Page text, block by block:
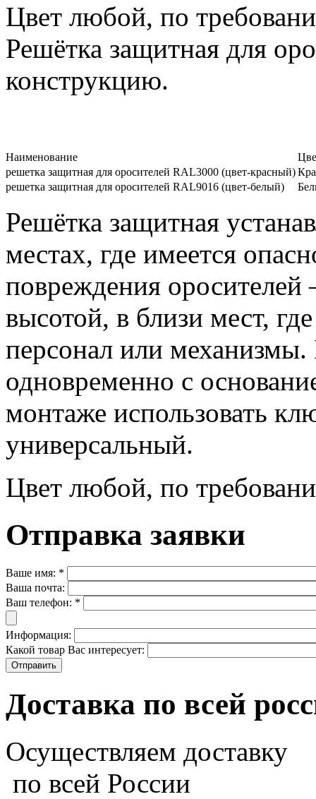
Цвет любой, по
Решётка защитная для
конструкцию.
Наименование
решетка защитная для оросителей RAL3000 (цвет-красный)
решетка защитная для оросителей RAL9016 (цвет-белый)
Решётка защитная
местах, где имеется
повреждения
высотой, в близи мест,
персонал или
одновременно с
монтаже использовать
универсальный.
Цвет любой, по
Отправка заявки
Ваше имя: *
Ваша почта:
Ваш телефон: *
Информация:
Какой товар Вас интересует:
Доставка по всей
Осуществляем доставку
по всей России